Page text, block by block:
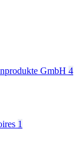
GmbH 4
1